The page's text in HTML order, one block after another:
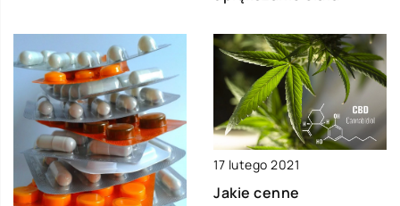
17 lutego 2021
Jakie cenne